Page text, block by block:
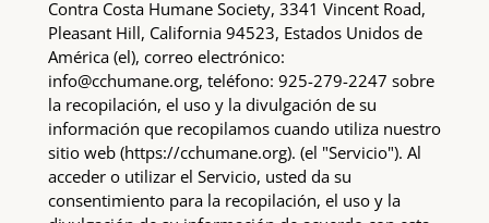
Contra Costa Humane Society, 3341 Vincent Road,
Pleasant Hill, California 94523, Estados Unidos de
América (el), correo electrónico:
info@cchumane.org, teléfono: 925-279-2247 sobre
la recopilación, el uso y la divulgación de su
información que recopilamos cuando utiliza nuestro
sitio web (https://cchumane.org). (el "Servicio"). Al
acceder o utilizar el Servicio, usted da su
consentimiento para la recopilación, el uso y la